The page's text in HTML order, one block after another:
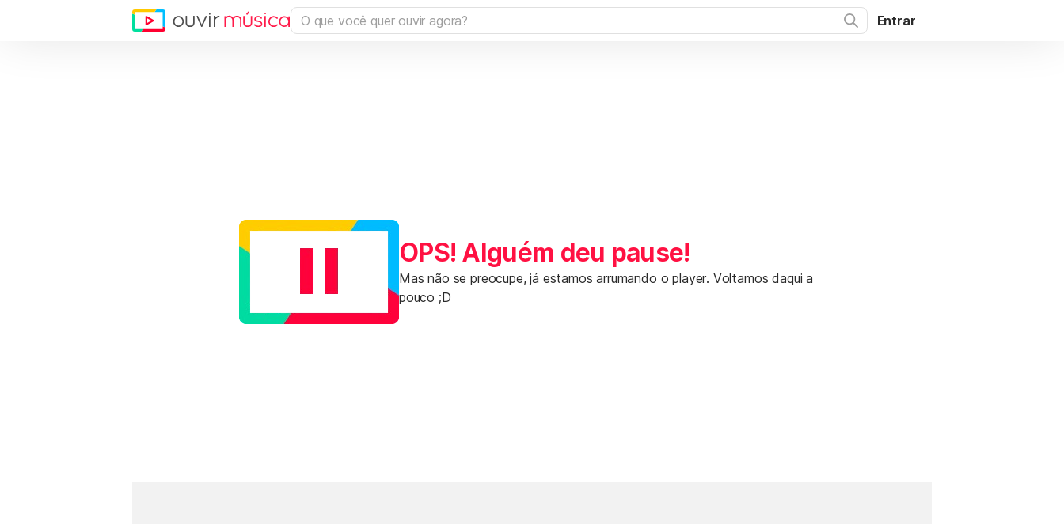
Entrar
OPS! Alguém deu pause!
Mas não se preocupe, já estamos arrumando o player. Voltamos daqui a
pouco ;D